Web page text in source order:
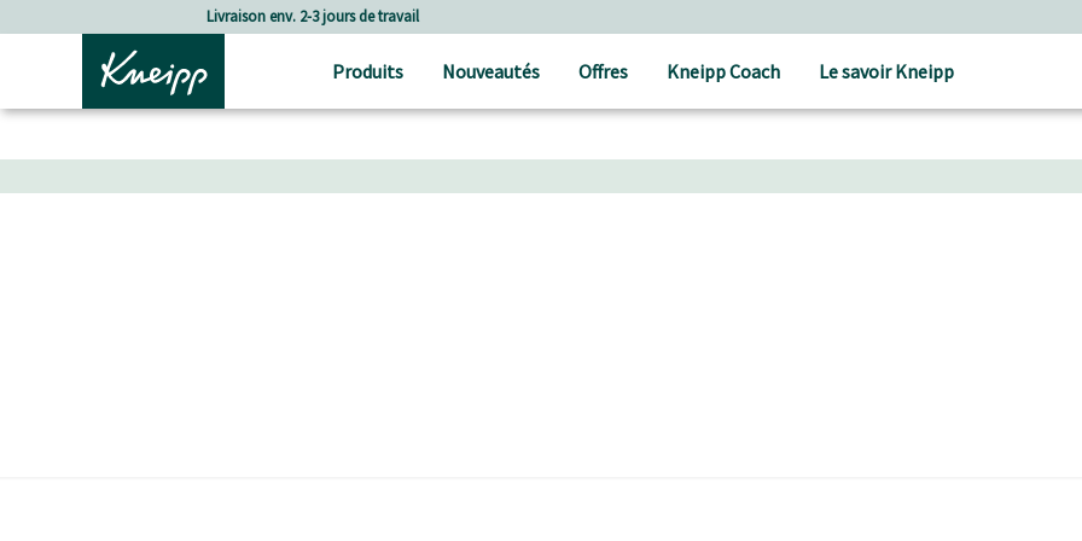
Passer au contenu principal
Passer au contenu du pied de pageLivraison env. 2-3 jours de travail
Produits Nouveautés Offres Kneipp Coach Le savoir Kneipp